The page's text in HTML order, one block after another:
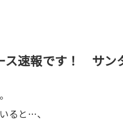
ス速報です！ サン
ると…、